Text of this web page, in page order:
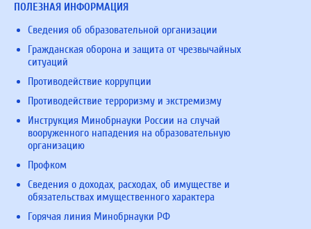
ПОЛЕЗНАЯ ИНФОРМАЦИЯ
Сведения об образовательной организации
Гражданская оборона и защита от чрезвычайных
ситуаций
Противодействие коррупции
Противодействие терроризму и экстремизму
Инструкция Минобрнауки России на случай
вооруженного нападения на образовательную
организацию
Профком
Сведения о доходах, расходах, об имуществе и
обязательствах имущественного характера
Горячая линия Минобрнауки РФ